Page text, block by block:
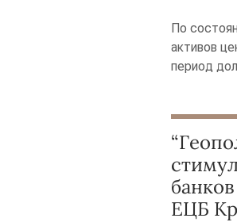
По
активов
период
ЕЦБ